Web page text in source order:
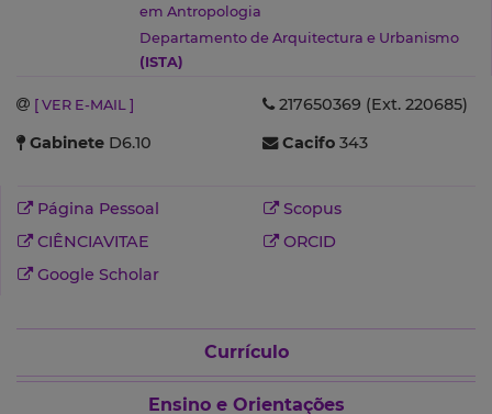
em Antropologia
Departamento de Arquitectura e Urbanismo
(ISTA)
[ VER E-MAIL ]
217650369 (Ext. 220685)
Gabinete D6.10 Cacifo 343
Página Pessoal
Scopus
CIÊNCIAVITAE
ORCID
Google Scholar
Currículo
Ensino e Orientações